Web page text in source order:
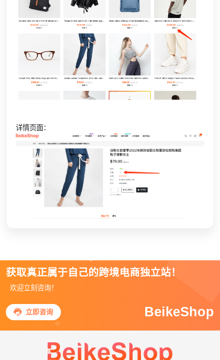
详情页面：
获取真正属于自己的跨境电商独立站！
欢迎立刻咨询！
 立即咨询 BeikeShop